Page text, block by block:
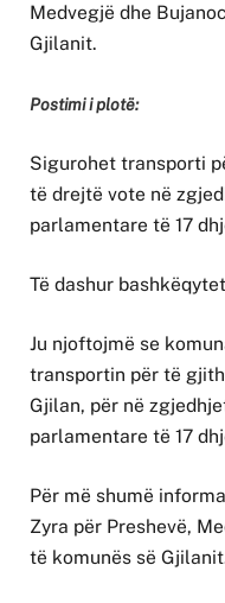
Medvegjë dhe
Gjilanit.
Postimi i plotë:
Sigurohet transporti
të drejtë vote në
parlamentare të 17
Të dashur
Ju njoftojmë se
transportin për të
Gjilan, për në
parlamentare të 17
Për më shumë
Zyra për Preshevë,
të komunës së